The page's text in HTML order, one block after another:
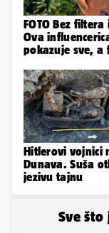
FOTO Bez
Ova
pokazuje sve, a
Hitlerovi vojnici
Dunava. Suša
jezivu tajnu
Sve